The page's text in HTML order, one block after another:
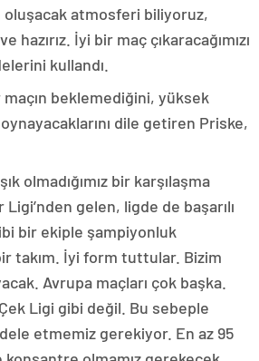
oluşacak atmosferi biliyoruz,
hazırız. İyi bir maç çıkaracağımızı
kullandı.
beklemediğini, yüksek
dile getiren Priske,
olmadığımız bir karşılaşma
gelen, ligde de başarılı
bir ekiple şampiyonluk
takım. İyi form tuttular. Bizim
Avrupa maçları çok başka.
Ligi gibi değil. Bu sebeple
etmemiz gerekiyor. En az 95